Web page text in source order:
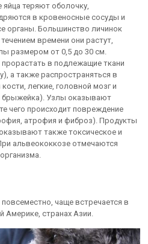
теряют оболочку,
в кровеносные сосуды и
органы. Большинство личинок
времени они растут,
размером от 0,5 до 30 см.
в подлежащие ткани
а также распространяться в
легкие, головной мозг и
Узлы оказывают
чего происходит повреждение
атрофия и фиброз). Продукты
также токсическое и
альвеококкозе отмечаются
чаще встречается в
Америке, странах Азии.